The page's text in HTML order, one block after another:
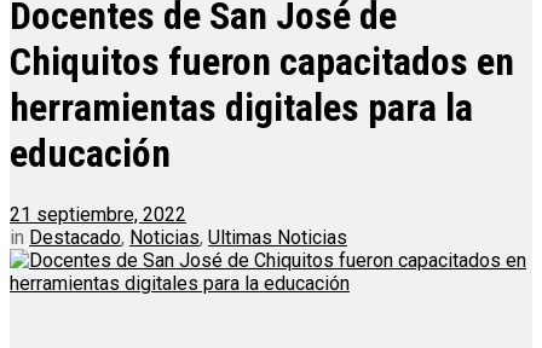
Docentes de San José de
Chiquitos fueron capacitados en
herramientas digitales para la
educación
21 septiembre, 2022
in Destacado, Noticias, Ultimas Noticias